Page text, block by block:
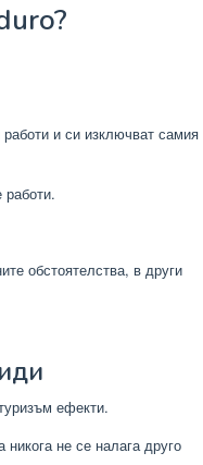
и си изключват самия
обстоятелства, в други
ефекти.
не се налага друго